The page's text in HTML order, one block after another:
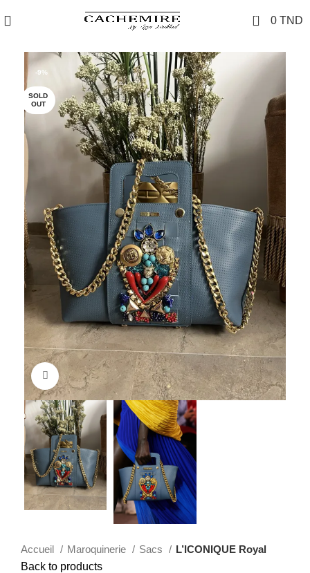
0 0 TND
-9%
SOLD
OUT
Click to enlarge
Accueil Maroquinerie Sacs
L’ICONIQUE Royal
Back to products